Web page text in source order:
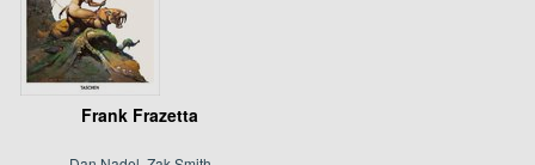
Frank Frazetta